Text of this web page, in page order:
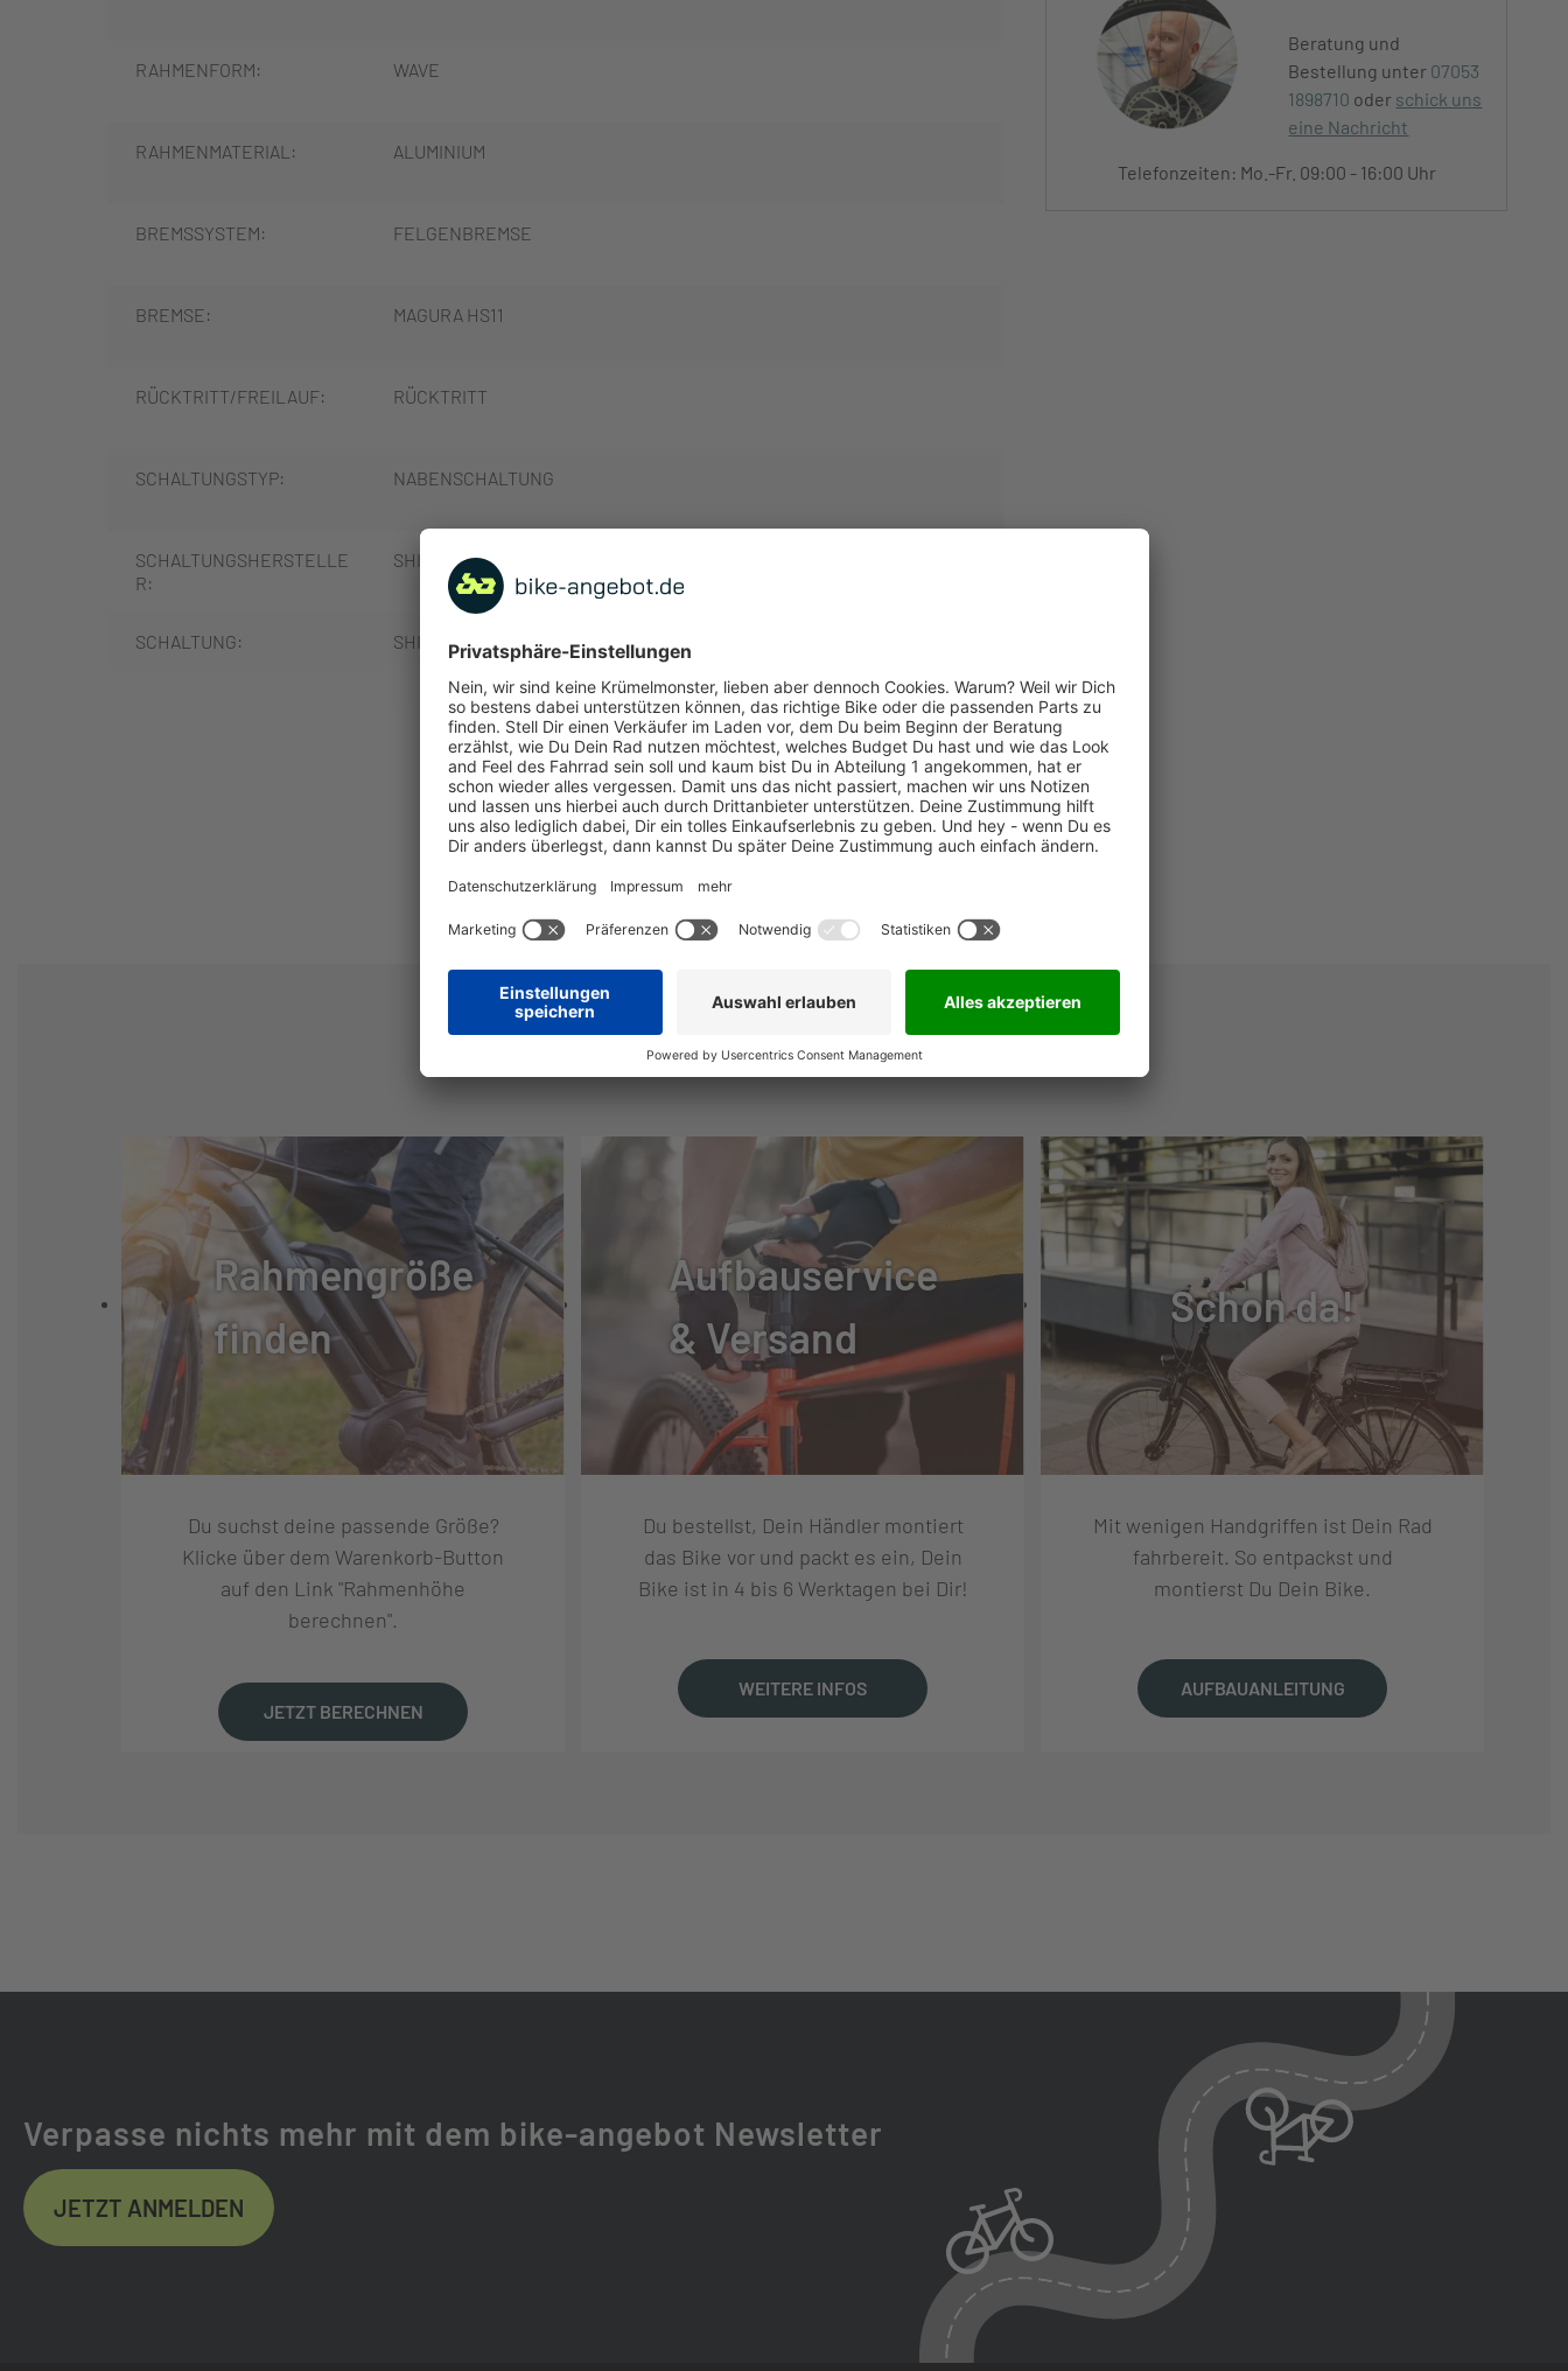
Beratung und
Bestellung unter 07053
1898710 oder schick uns
eine Nachricht
Telefonzeiten: Mo.-Fr. 09:00 - 16:00 Uhr
RAHMENFORM: WAVE
RAHMENMATERIAL: ALUMINIUM
BREMSSYSTEM: FELGENBREMSE
BREMSE: MAGURA HS11
RÜCKTRITT/FREILAUF: RÜCKTRITT
SCHALTUNGSTYP: NABENSCHALTUNG
SCHALTUNGSHERSTELLE
R:
SHIMANO
SCHALTUNG: SHIMANO NEXUS RÜCKTRITT
SHIMANO NEXUS
SONSTIGE
SCHEINWERFER: BÜCHEL CITY LED 30 LUX
RÜCKLEUCHTE: BÜCHEL PICCADILLY LED
GEWICHT CA. (KG): 16.8
MAXIMALES
GESAMTGEWICHT (KG):
120
MEHR ANZEIGEN
NÜTZLICHE INFOS
Rahmengröße
finden
Du suchst deine passende Größe?
Klicke über dem Warenkorb-Button
auf den Link "Rahmenhöhe
berechnen".
JETZT BERECHNEN
Aufbauservice
& Versand
Du bestellst, Dein Händler montiert
das Bike vor und packt es ein, Dein
Bike ist in 4 bis 6 Werktagen bei Dir!
WEITERE INFOS
Schon da!
Mit wenigen Handgriffen ist Dein Rad
fahrbereit. So entpackst und
montierst Du Dein Bike.
AUFBAUANLEITUNG
Verpasse nichts mehr mit dem bike-angebot Newsletter
JETZT ANMELDEN